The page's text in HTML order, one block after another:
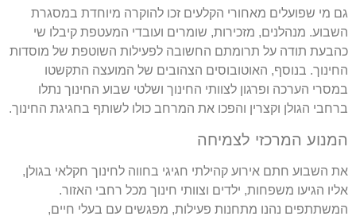
גם מי שפועלים מאחורי הקלעים זכו להוקרה מיוחדת במסגרת
השבוע. מנהלנים, מזכירות, שומרים ועובדי המעטפת קיבלו שי
כהבעת תודה על תרומתם החשובה לפעילות השוטפת של מוסדות
החינוך. בנוסף, האוטובוסים הצהובים של המועצה התקשטו
במסרי הערכה ופרגון לצוותי החינוך ושלטי שבוע החינוך נתלו
ברחבי הגולן וקצרין והפכו את המרחב כולו לשותף בחגיגת החינוך.
המנוע המרכזי לצמיחה
את השבוע חתם אירוע קהילתי חגיגי בחווה לחינוך חקלאי בגולן,
אליו הגיעו משפחות, ילדים וצוותי חינוך מכל רחבי האזור.
המשתתפים נהנו מתחנות פעילות, מפגשים עם בעלי חיים,